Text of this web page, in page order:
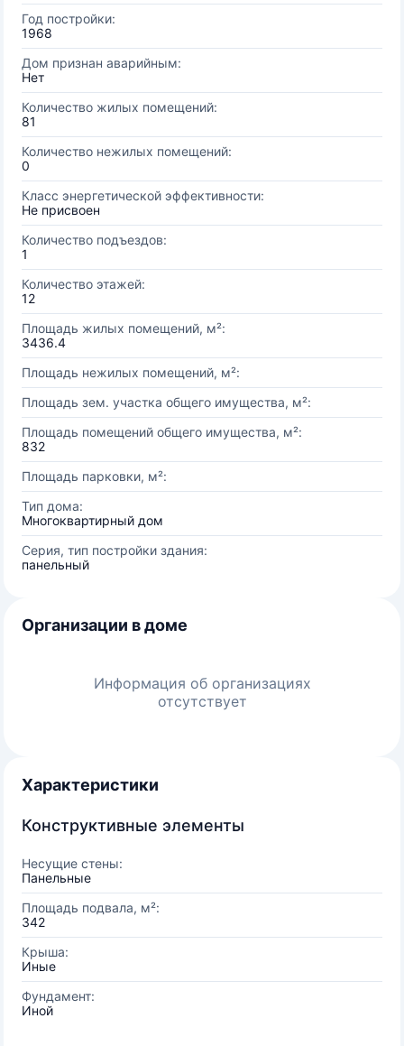
Год постройки:
1968
Дом признан аварийным:
Нет
Количество жилых помещений:
81
Количество нежилых помещений:
0
Класс энергетической эффективности:
Не присвоен
Количество подъездов:
1
Количество этажей:
12
Площадь жилых помещений, м²:
3436.4
Площадь нежилых помещений, м²:
Площадь зем. участка общего имущества, м²:
Площадь помещений общего имущества, м²:
832
Площадь парковки, м²:
Тип дома:
Многоквартирный дом
Серия, тип постройки здания:
панельный
Организации в доме
Информация об организациях
отсутствует
Характеристики
Конструктивные элементы
Несущие стены:
Панельные
Площадь подвала, м²:
342
Крыша:
Иные
Фундамент:
Иной